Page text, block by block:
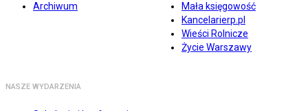
Archiwum
Mała księgowość
Kancelarierp.pl
Wieści Rolnicze
Życie Warszawy
NASZE WYDARZENIA